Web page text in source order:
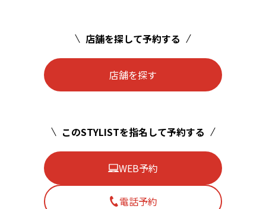
店舗を探して予約する
店舗を探す
このSTYLISTを指名して予約する
WEB予約
電話予約